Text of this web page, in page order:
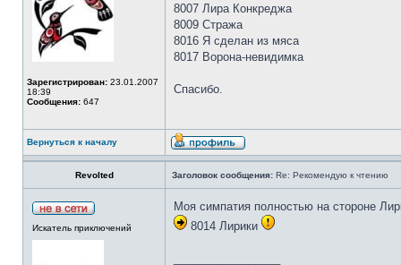
Зарегистрирован: 23.01.2007
18:39
Сообщения: 647
8007 Лира Конкреджа
8009 Стража
8016 Я сделан из мяса
8017 Ворона-невидимка
Спасибо.
Вернуться к началу
Revolted Заголовок сообщения: Re: Рекомендую к чтению
Искатель приключений
Моя симпатия полностью на стороне
8014 Лирики